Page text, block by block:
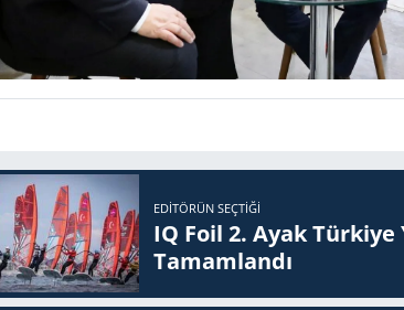
EDITÖRÜN SEÇTIĞI
IQ Foil 2. Ayak Tür­ki­ye
Ta­mam­lan­dı